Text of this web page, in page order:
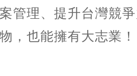
管理、提升台灣競
，也能擁有大志業！